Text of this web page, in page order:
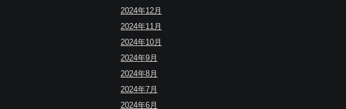
2024年12月
2024年11月
2024年10月
2024年9月
2024年8月
2024年7月
2024年6月